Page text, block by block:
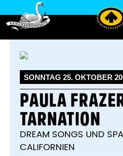
SONNTAG 25. OKTOBER
PAULA
TARNATION
DREAM SONGS UND
CALIFORNIEN